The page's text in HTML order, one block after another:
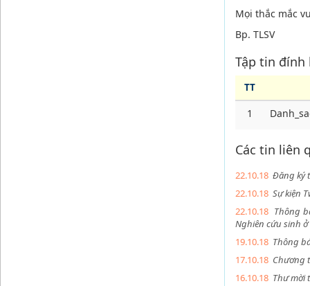
Mọi thắc mắc
Bp. TLSV
Tập tin đính
TT
1
Các tin liên
22.10.18 Đăng ký
22.10.18 Sự kiện
22.10.18 Thông
Nghiên cứu sinh ở
19.10.18 Thông
17.10.18 Chương
16.10.18 Thư mời